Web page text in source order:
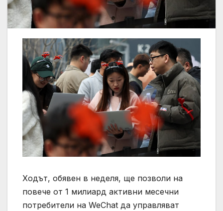
Ходът, обявен в неделя, ще позволи на
повече от 1 милиард активни месечни
потребители на WeChat да управляват